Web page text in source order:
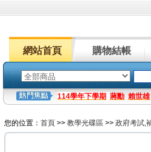
網站首頁 購物結帳
114學年下學期 蔣勳 賴世雄
您的位置： 首頁 >> 教學光碟區 >> 政府考試,